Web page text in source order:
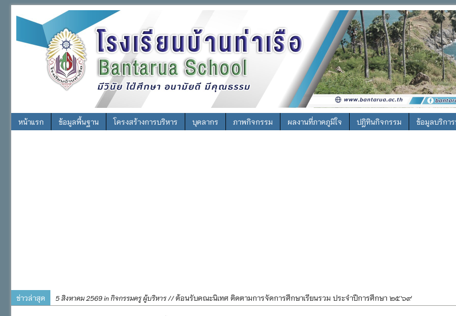
หน้าแรก ข้อมูลพื้นฐาน โครงสร้างการบริหาร บุคลากร ภาพกิจกรรม ผลงานที่ภาคภูมิใจ ปฎิทินกิจกรรม ข้อมูลบริกา
ข่าวล่าสุด 5 สิงหาคม 2569 in กิจกรรมครู ผู้บริหาร //ต้อนรับคณะนิเทศ ติดตามการจัดการศึกษาเรียนรวม ประจำปีการศึกษา ๒๕๖๙